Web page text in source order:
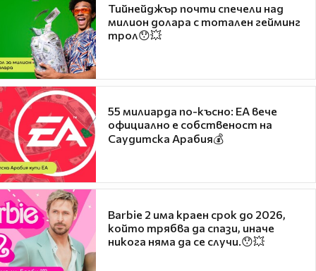
Тийнейджър почти спечели над
милион долара с тотален гейминг
трол😯💥
55 милиарда по-късно: EA вече
официално е собственост на
Саудитска Арабия💰
Barbie 2 има краен срок до 2026,
който трябва да спази, иначе
никога няма да се случи.😯💥